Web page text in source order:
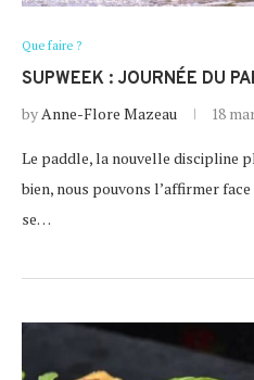
Que faire ?
SUPWEEK : JOURNÉE DU
byAnne-Flore Mazeau 18
Le paddle, la nouvelle discipline
bien, nous pouvons l’affirmer
se…